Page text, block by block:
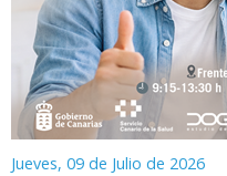
Jueves, 09 de Julio de 2026